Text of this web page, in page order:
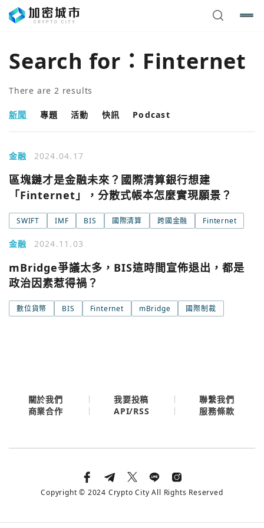
Search for： Finternet
There are 2 results
新聞 專題 活動 快訊 Podcast
金融 2024.04.17
區塊鏈才是金融未來？國際清算銀行想建
「Finternet」，分散式帳本怎麼實現願景？
SWIFT IMF BIS 國際清算 跨國金融 Finternet
金融 2024.11.03
mBridge爭議太多，BIS這時間宣佈退出，都是
政治因素惹得禍？
數位貨幣 BIS Finternet mBridge 國際制裁
使用以下帳號繼續
Google
Apple
您已閒置5分鐘，請點擊關閉按鈕或空白處，即可回到加密
今日熱門
關於我們 我要投稿
聯繫我們
商業合作
API/RSS 服務條款
Copyright © 2024 Crypto City All Rights Reserved